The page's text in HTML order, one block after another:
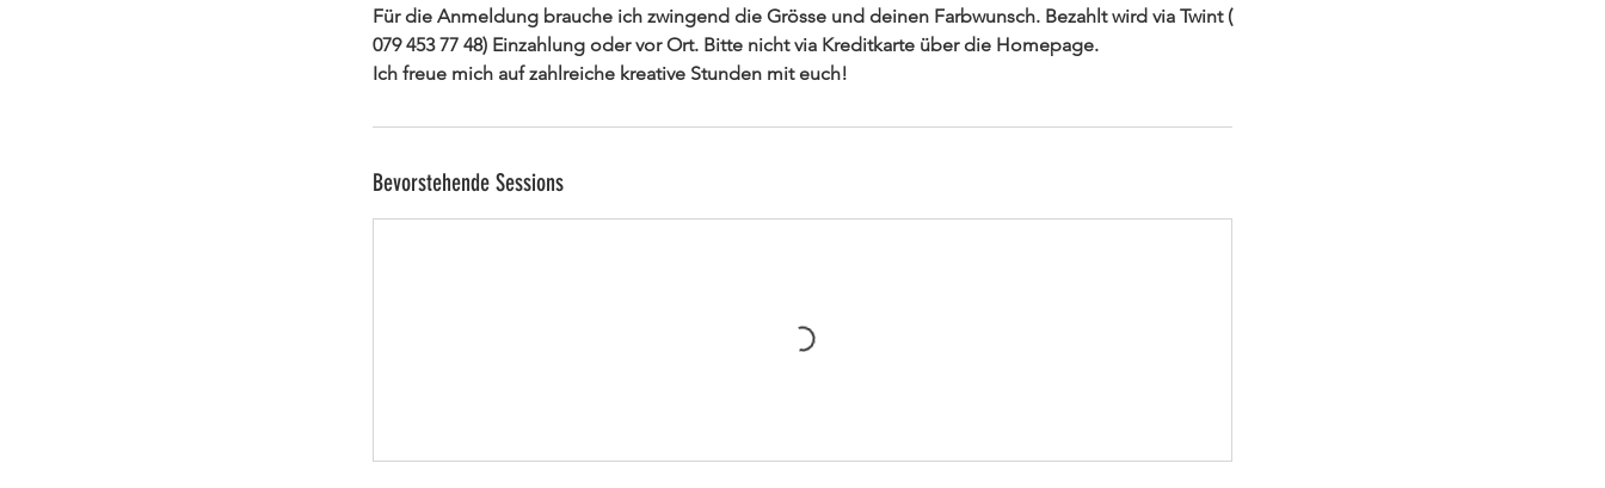
Für die Anmeldung brauche ich zwingend die Grösse und deinen Farbwunsch. Bezahlt wird via Twint (
079 453 77 48) Einzahlung oder vor Ort. Bitte nicht via Kreditkarte über die Homepage.
Bevorstehende Sessions